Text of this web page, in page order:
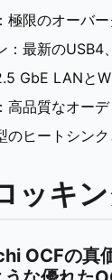
極限のオーバ
：最新の
GbE LANと
高品質なオー
のヒートシン
ッキ
OCFの真